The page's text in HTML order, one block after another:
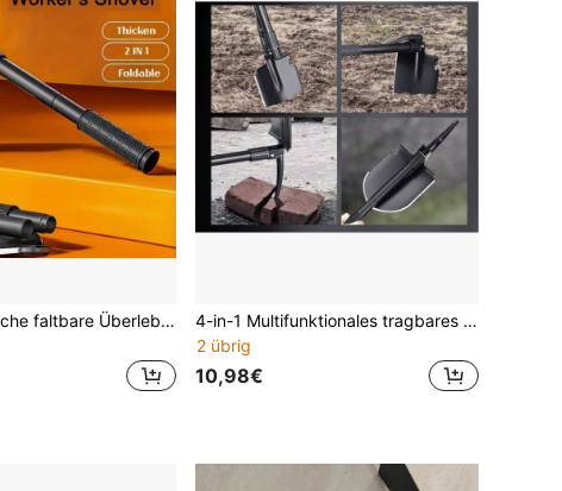
1 Stück taktische faltbare Überlebensschaufel mit Kompass, Säge, Griff, Spitzhacke und Tarnfarben-Aufbewahrungstasche
4-in-1 Multifunktionales tragbares Outdoor-Überlebenswerkzeug mit Kompass, Schaufel und Spaten, robustes Metall- und Kunststoffdesign, kompakte und vielseitige Outdoor-Ausrüstung, faltbare Kohlenstoffstahl-Rettungsschaufel zum Angeln, Wandern, Graben, Gärtnern, Camping und für die Autonutzung, kleines Outdoor-Schanzwerkzeug
2 übrig
10,98€